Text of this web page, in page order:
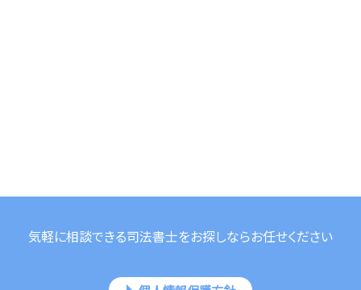
気軽に相談できる司法書士をお探しならお任せください